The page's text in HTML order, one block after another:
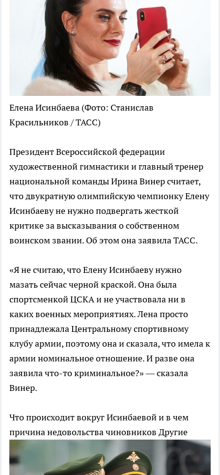
Елена Исинбаева (Фото: Станислав
Красильников / ТАСС)
Президент Всероссийской федерации
художественной гимнастики и главный тренер
национальной команды Ирина Винер считает,
что двукратную олимпийскую чемпионку Елену
Исинбаеву не нужно подвергать жесткой
критике за высказывания о собственном
воинском звании. Об этом она заявила ТАСС.
«Я не считаю, что Елену Исинбаеву нужно
мазать сейчас черной краской. Она была
спортсменкой ЦСКА и не участвовала ни в
каких военных мероприятиях. Лена просто
принадлежала Центральному спортивному
клубу армии, поэтому она и сказала, что имела к
армии номинальное отношение. И разве она
заявила что-то криминальное?» — сказала
Винер.
Что происходит вокруг Исинбаевой и в чем
причина недовольства чиновников Другие